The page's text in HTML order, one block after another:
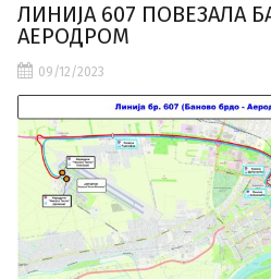
ЛИНИЈА 607 ПОВЕЗАЛА
АЕРОДРОМ
09/12/2023